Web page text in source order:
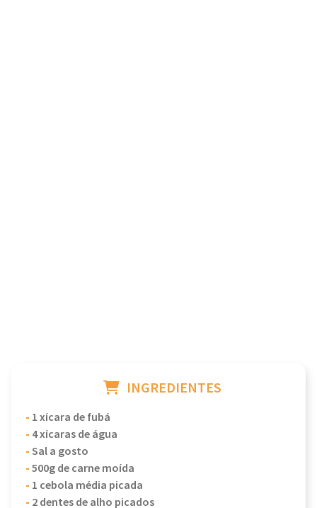
INGREDIENTES
- 1 xícara de fubá
- 4 xícaras de água
-Sal a gosto
-500g de carne moída
- 1 cebola média picada
- 2 dentes de alho picados